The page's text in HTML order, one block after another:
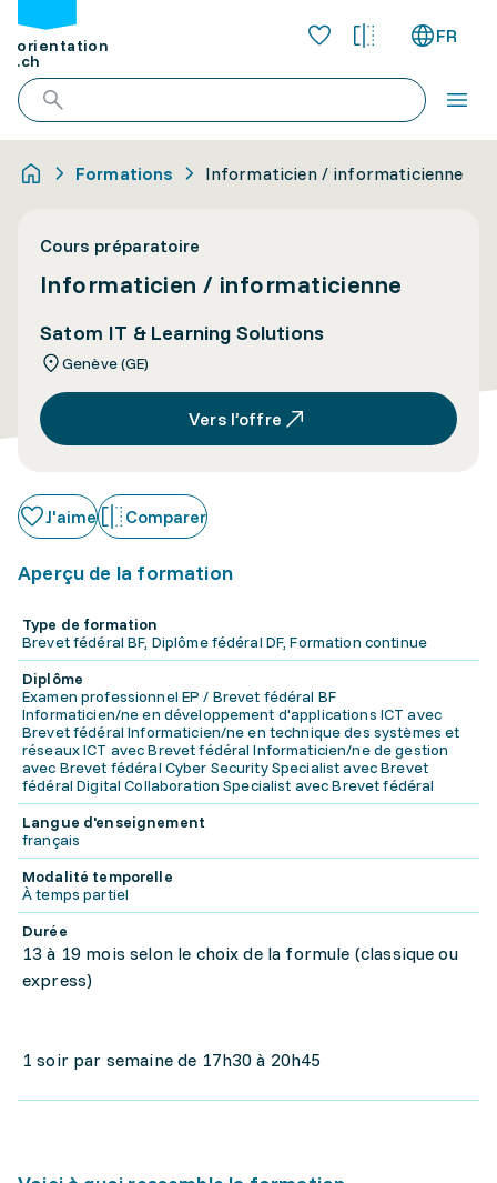
orientation
.ch
FR
Formations Informaticien / informaticienne
Cours préparatoire
Informaticien / informaticienne
Satom IT & Learning Solutions
Genève (GE)
Vers l’offre
J'aime Comparer
Aperçu de la formation
Type de formation
Brevet fédéral BF, Diplôme fédéral DF, Formation continue
Diplôme
Examen professionnel EP / Brevet fédéral BF
Informaticien/ne en développement d'applications ICT avec
Brevet fédéral Informaticien/ne en technique des systèmes et
réseaux ICT avec Brevet fédéral Informaticien/ne de gestion
avec Brevet fédéral Cyber Security Specialist avec Brevet
fédéral Digital Collaboration Specialist avec Brevet fédéral
Langue d'enseignement
français
Modalité temporelle
À temps partiel
Durée
13 à 19 mois selon le choix de la formule (classique ou
express)
1 soir par semaine de 17h30 à 20h45